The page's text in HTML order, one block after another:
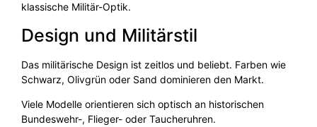
klassische Militär-Optik.
Design und Militärstil
Das militärische Design ist zeitlos und beliebt. Farben wie
Schwarz, Olivgrün oder Sand dominieren den Markt.
Viele Modelle orientieren sich optisch an historischen
Bundeswehr-, Flieger- oder Taucheruhren.